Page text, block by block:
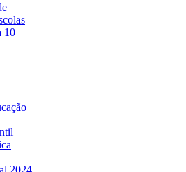
10
2024